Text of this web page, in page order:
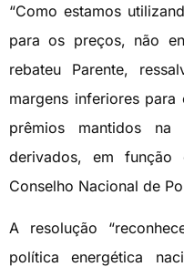
“Como estamos
para os preços, não
rebateu Parente,
margens inferiores
prêmios mantidos na
derivados, em
Conselho Nacional de
A resolução
política energética